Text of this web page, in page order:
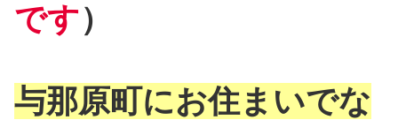
です）
与那原町にお住まいでな